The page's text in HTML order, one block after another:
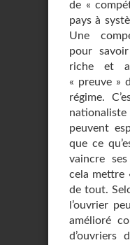
de «
pays à
Une
pour
riche et
« preuve »
régime.
nationaliste
peuvent
que ce
vaincre
cela mettre
de tout.
l’ouvrier
amélio­ré
d’ouvriers